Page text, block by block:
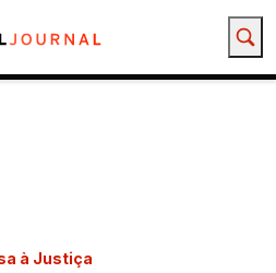
Comportamento
à Justiça